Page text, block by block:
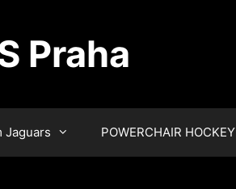
Praha
Jaguars POWERCHAIR HOCKEY